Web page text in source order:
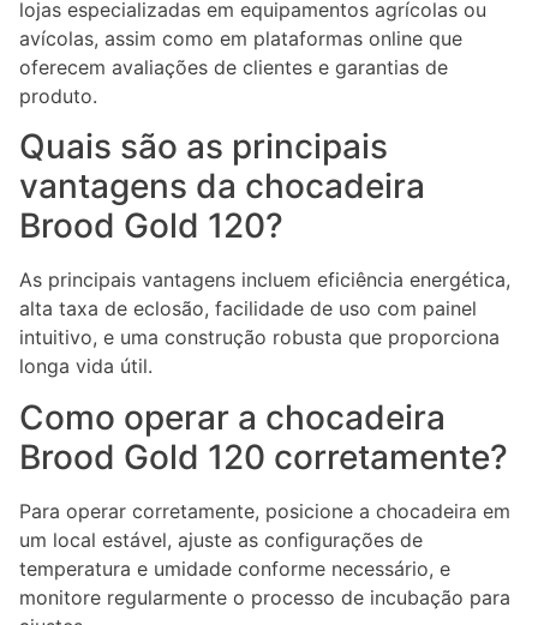
lojas especializadas em equipamentos agrícolas ou
avícolas, assim como em plataformas online que
oferecem avaliações de clientes e garantias de
produto.
Quais são as principais
vantagens da chocadeira
Brood Gold 120?
As principais vantagens incluem eficiência energética,
alta taxa de eclosão, facilidade de uso com painel
intuitivo, e uma construção robusta que proporciona
longa vida útil.
Como operar a chocadeira
Brood Gold 120 corretamente?
Para operar corretamente, posicione a chocadeira em
um local estável, ajuste as configurações de
temperatura e umidade conforme necessário, e
monitore regularmente o processo de incubação para